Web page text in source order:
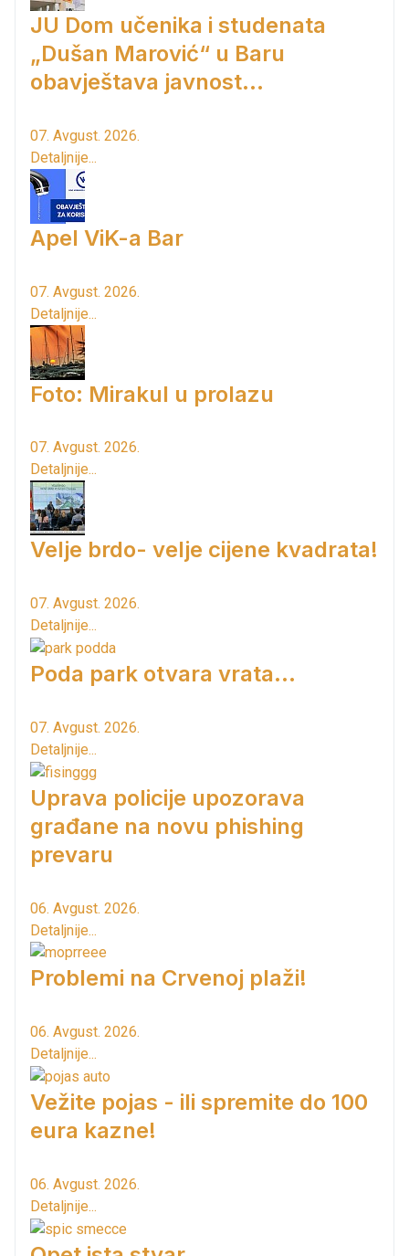
JU Dom učenika i studenata
„Dušan Marović“ u Baru
obavještava javnost...
07. Avgust. 2026.
Detaljnije...
Apel ViK-a Bar
07. Avgust. 2026.
Detaljnije...
Foto: Mirakul u prolazu
07. Avgust. 2026.
Detaljnije...
Velje brdo- velje cijene kvadrata!
07. Avgust. 2026.
Detaljnije...
Poda park otvara vrata...
07. Avgust. 2026.
Detaljnije...
Uprava policije upozorava
građane na novu phishing
prevaru
06. Avgust. 2026.
Detaljnije...
Problemi na Crvenoj plaži!
06. Avgust. 2026.
Detaljnije...
Vežite pojas - ili spremite do 100
eura kazne!
06. Avgust. 2026.
Detaljnije...